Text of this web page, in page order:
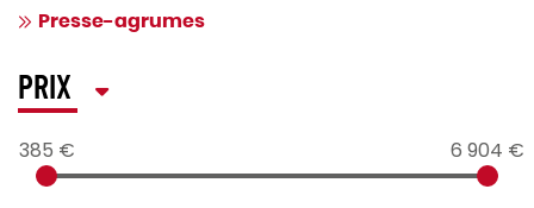
Presse-agrumes
PRIX
385 € 6 904 €